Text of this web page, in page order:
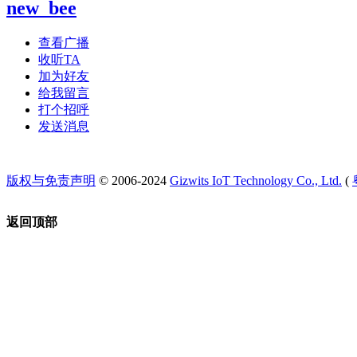
new_bee
查看广播
收听TA
加为好友
给我留言
打个招呼
发送消息
版权与免责声明 © 2006-2024 Gizwits IoT Technology Co., Ltd. (
返回顶部